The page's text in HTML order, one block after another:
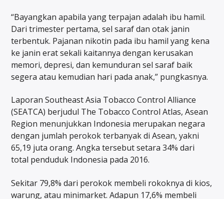
“Bayangkan apabila yang terpajan adalah ibu hamil.
Dari trimester pertama, sel saraf dan otak janin
terbentuk. Pajanan nikotin pada ibu hamil yang kena
ke janin erat sekali kaitannya dengan kerusakan
memori, depresi, dan kemunduran sel saraf baik
segera atau kemudian hari pada anak,” pungkasnya.
Laporan Southeast Asia Tobacco Control Alliance
(SEATCA) berjudul The Tobacco Control Atlas, Asean
Region menunjukkan Indonesia merupakan negara
dengan jumlah perokok terbanyak di Asean, yakni
65,19 juta orang. Angka tersebut setara 34% dari
total penduduk Indonesia pada 2016.
Sekitar 79,8% dari perokok membeli rokoknya di kios,
warung, atau minimarket. Adapun 17,6% membeli